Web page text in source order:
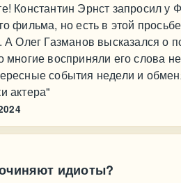
Константин Эрнст запросил
фильма, но есть в этой
А Олег Газманов высказался о
многие восприняли его слова
события недели и
актера"
идиоты?